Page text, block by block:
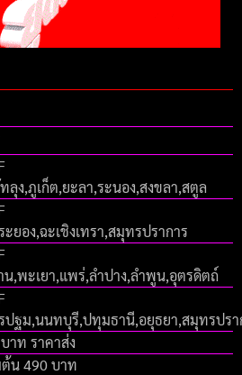
ง,ภูเก็ต,ยะลา,ระนอง,สงขลา,สตูล
ยอง,ฉะเชิงเทรา,สมุทรปราการ
น,พะเยา,แพร่,ลำปาง,ลำพูน,อุตรดิตถ์
ปฐม,นนทบุรี,ปทุมธานี,อยุธยา,สมุทรปร
าท ราคาส่ง
น 490 บาท